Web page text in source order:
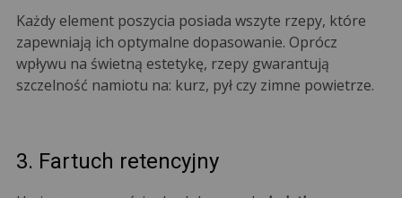
Każdy element poszycia posiada wszyte rzepy, które
zapewniają ich optymalne dopasowanie. Oprócz
wpływu na świetną estetykę, rzepy gwarantują
szczelność namiotu na: kurz, pył czy zimne powietrze.
3. Fartuch retencyjny